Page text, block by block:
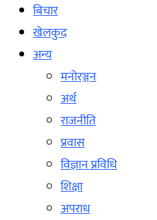
बिचार
खेलकुद
अन्य
मनोरञ्जन
अर्थ
राजनीति
प्रवास
विज्ञान प्रविधि
शिक्षा
अपराध